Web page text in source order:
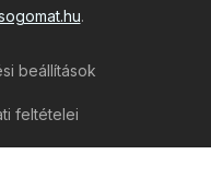
.
beállítások
feltételei